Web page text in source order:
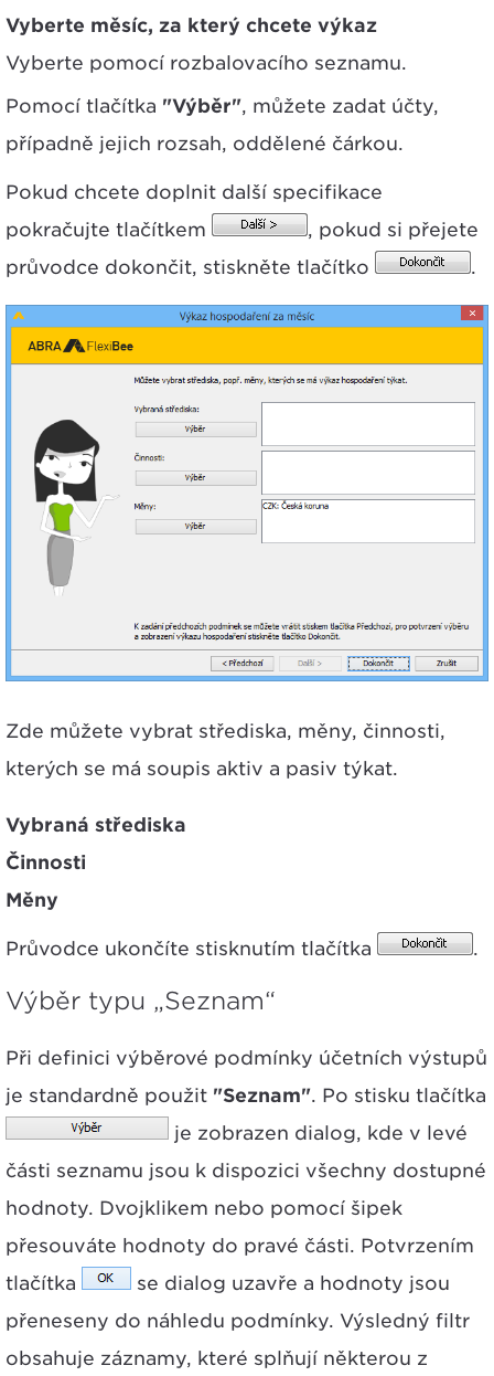
Vyberte měsíc, za který chcete výkaz
Vyberte pomocí rozbalovacího seznamu.
Pomocí tlačítka "Výběr", můžete zadat účty,
případně jejich rozsah, oddělené čárkou.
Pokud chcete doplnit další specifikace
pokračujte tlačítkem
, pokud si přejete
průvodce dokončit, stiskněte tlačítko
.
Zde můžete vybrat střediska, měny, činnosti,
kterých se má soupis aktiv a pasiv týkat.
Vybraná střediska
Činnosti
Měny
Průvodce ukončíte stisknutím tlačítka .
Výběr typu „Seznam“
Při definici výběrové podmínky účetních výstupů
je standardně použit "Seznam". Po stisku tlačítka
je zobrazen dialog, kde v levé
části seznamu jsou k dispozici všechny dostupné
hodnoty. Dvojklikem nebo pomocí šipek
přesouváte hodnoty do pravé části. Potvrzením
tlačítka
se dialog uzavře a hodnoty jsou
přeneseny do náhledu podmínky. Výsledný filtr
obsahuje záznamy, které splňují některou z